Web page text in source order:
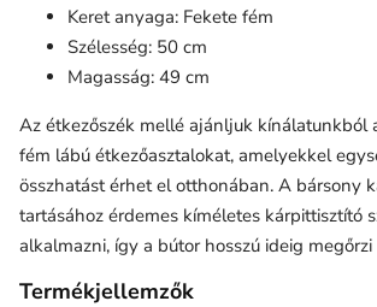
Keret anyaga: Fekete fém
Szélesség: 50 cm
Magasság: 49 cm
Az étkezőszék mellé ajánljuk kínálatunkból
fém lábú étkezőasztalokat, amelyekkel
összhatást érhet el otthonában. A bársony
tartásához érdemes kíméletes kárpittisztító
alkalmazni, így a bútor hosszú ideig
Termékjellemzők